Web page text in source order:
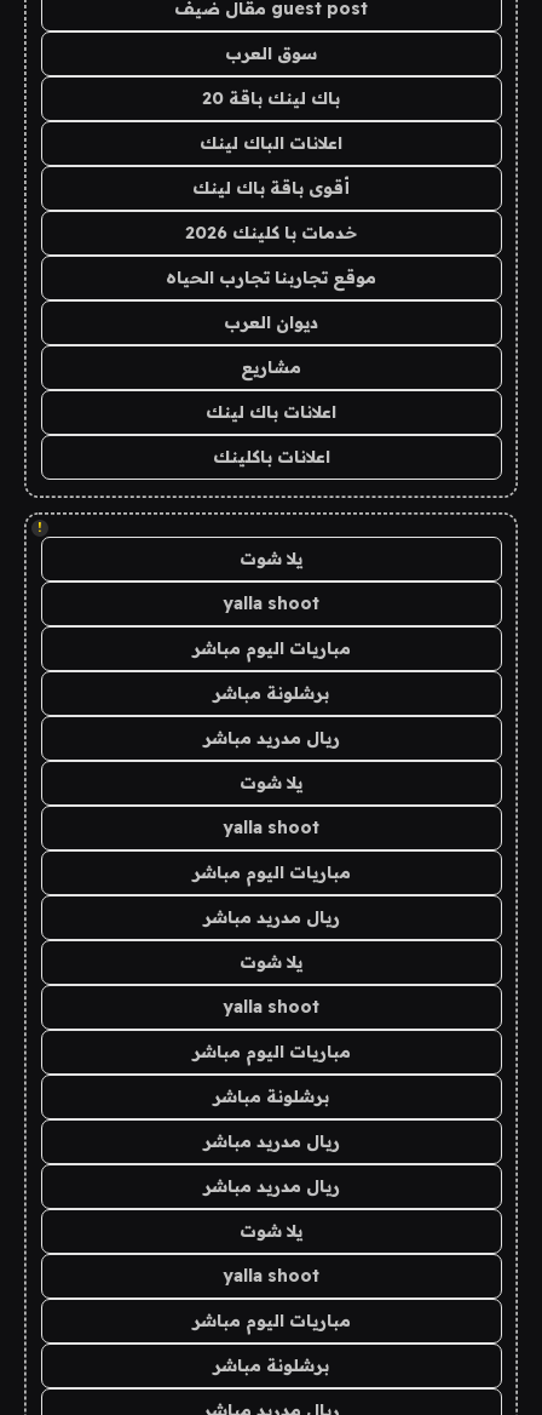
guest post مقال ضيف
سوق العرب
باك لينك باقة 20
اعلانات الباك لينك
أقوى باقة باك لينك
خدمات با كلينك 2026
موقع تجاربنا تجارب الحياه
ديوان العرب
مشاريع
اعلانات باك لينك
اعلانات باكلينك
!
يلا شوت
yalla shoot
مباريات اليوم مباشر
برشلونة مباشر
ريال مدريد مباشر
يلا شوت
yalla shoot
مباريات اليوم مباشر
ريال مدريد مباشر
يلا شوت
yalla shoot
مباريات اليوم مباشر
برشلونة مباشر
ريال مدريد مباشر
ريال مدريد مباشر
يلا شوت
yalla shoot
مباريات اليوم مباشر
برشلونة مباشر
ريال مدريد مباشر